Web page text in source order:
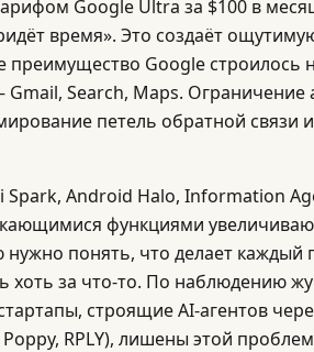
Google Ultra за $100 в
время». Это создаёт
преимущество Google строилось
Search, Maps. Ограничение
петель обратной связи
Spark, Android Halo, Information
функциями
понять, что делает каждый
хоть за что-то. По наблюдению
строящие AI-агентов
RPLY), лишены этой